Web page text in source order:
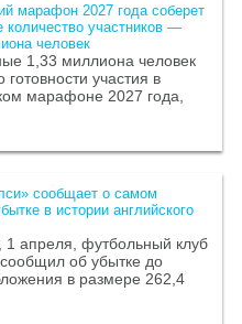
марафон 2027 года соберет
количество участников —
человек
1,33 миллиона человек
готовности участия в
марафоне 2027 года,
сообщает о самом
в истории английского
1 апреля, футбольный клуб
об убытке до
в размере 262,4